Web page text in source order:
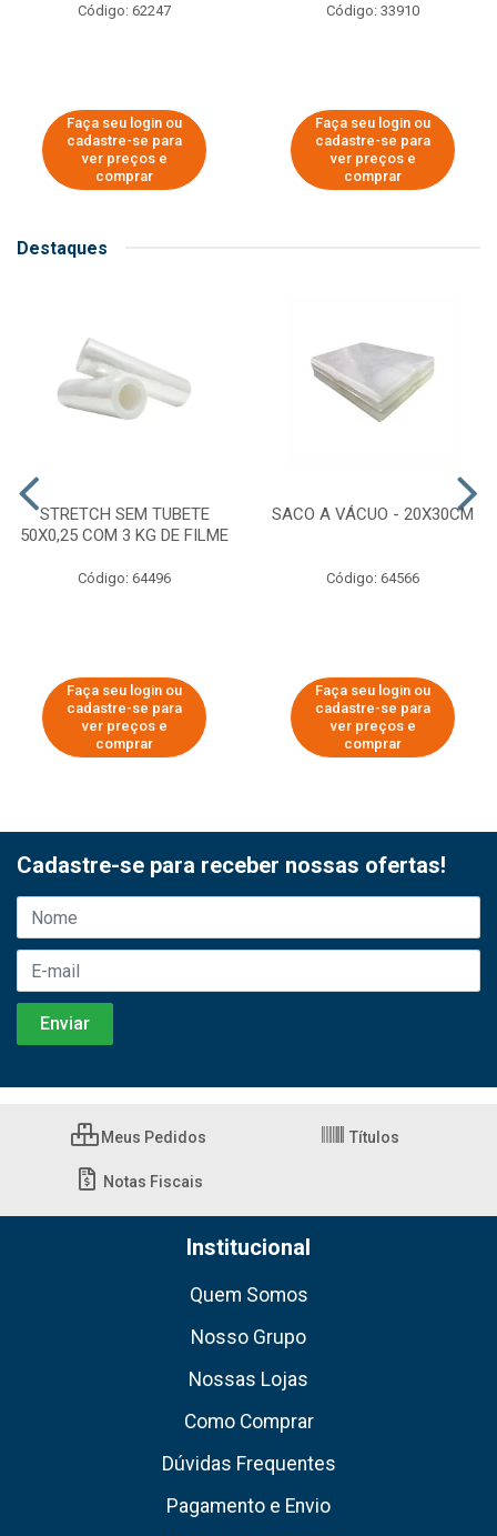
Código: 62247
Faça seu login ou
cadastre-se para
ver preços e
comprar
Código: 33910
Faça seu login ou
cadastre-se para
ver preços e
comprar
Destaques
STRETCH SEM TUBETE
50X0,25 COM 3 KG DE FILME
Código: 64496
Faça seu login ou
cadastre-se para
ver preços e
comprar
SACO A VÁCUO - 20X30CM
Código: 64566
Faça seu login ou
cadastre-se para
ver preços e
comprar
Cadastre-se para receber nossas ofertas!
Meus Pedidos Títulos
Notas Fiscais
Institucional
Quem Somos
Nosso Grupo
Nossas Lojas
Como Comprar
Dúvidas Frequentes
Pagamento e Envio